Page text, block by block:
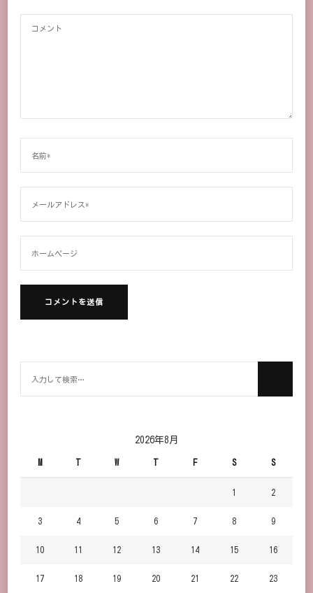
2026年8月
M W F S S
1 2
3 4 5 6 7 8 9
10 11 12 13 14 15 16
17 18 19 20 21 22 23